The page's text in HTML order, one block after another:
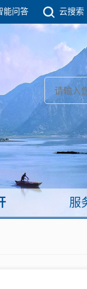
能问答 云搜索
性法治 公开
服